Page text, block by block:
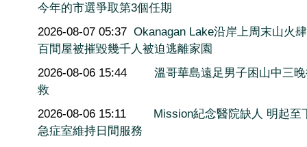
今年的市選爭取第3個任期
2026-08-07 05:37 Okanagan Lake沿岸上周末山火
百間屋被摧毀幾千人被迫逃離家園
2026-08-06 15:44
溫哥華島遠足男子困山中三
救
2026-08-06 15:11
Mission紀念醫院缺人 明起至
急症室維持日間服務